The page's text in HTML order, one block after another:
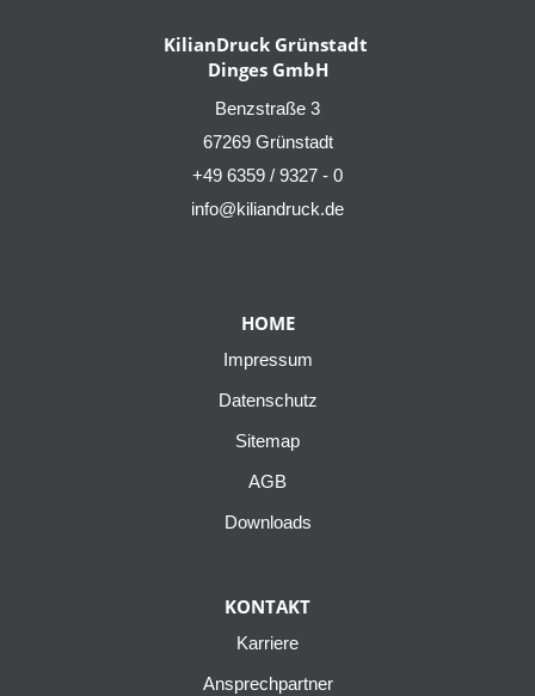
KilianDruck Grünstadt
Dinges GmbH
Benzstraße 3
67269 Grünstadt
+49 6359 / 9327 - 0
info@kiliandruck.de
HOME
Impressum
Datenschutz
Sitemap
AGB
Downloads
KONTAKT
Karriere
Ansprechpartner